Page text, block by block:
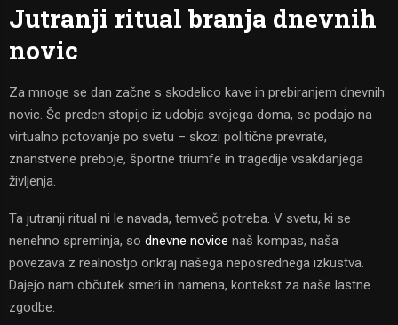
Jutranji ritual branja dnevnih
novic
Za mnoge se dan začne s skodelico kave in prebiranjem dnevnih
novic. Še preden stopijo iz udobja svojega doma, se podajo na
virtualno potovanje po svetu – skozi politične prevrate,
znanstvene preboje, športne triumfe in tragedije vsakdanjega
življenja.
Ta jutranji ritual ni le navada, temveč potreba. V svetu, ki se
nenehno spreminja, so dnevne novice naš kompas, naša
povezava z realnostjo onkraj našega neposrednega izkustva.
Dajejo nam občutek smeri in namena, kontekst za naše lastne
zgodbe.